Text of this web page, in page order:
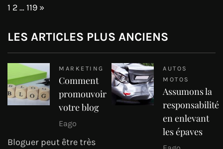
Page:
1 2…119 Next
»
LES ARTICLES PLUS ANCIENS
MARKETING
Comment
promouvoir
votre blog
Eago
Bloguer peut être très
AUTOS
MOTOS
Assumons la
responsabilité
en enlevant
les épaves